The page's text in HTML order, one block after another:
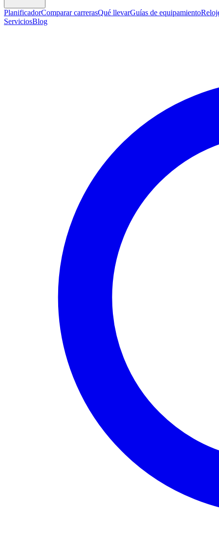
PlanificadorComparar carrerasQué llevarGuías de equipamiento
ServiciosBlog